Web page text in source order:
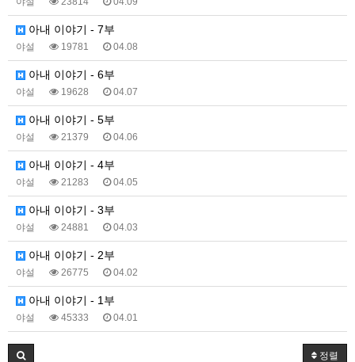
아내 이야기 - 7부
야설 19781 04.08
아내 이야기 - 6부
야설 19628 04.07
아내 이야기 - 5부
야설 21379 04.06
아내 이야기 - 4부
야설 21283 04.05
아내 이야기 - 3부
야설 24881 04.03
아내 이야기 - 2부
야설 26775 04.02
아내 이야기 - 1부
야설 45333 04.01
정렬